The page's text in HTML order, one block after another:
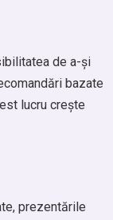
de a-și
bazate
lucru crește
prezentările